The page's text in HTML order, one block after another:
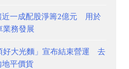
近一成配股淨籌2億元 用於
業務發展
好大光麵」宣布結束營運 去
平價貨